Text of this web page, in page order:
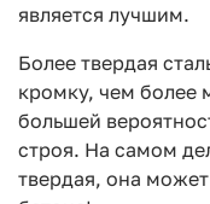
является лучшим.
Более твердая
кромку, чем более
большей
строя. На самом
твердая, она может